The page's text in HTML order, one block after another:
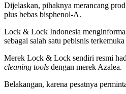
Dijelaskan, pihaknya merancang
plus bebas bisphenol-A.
Lock & Lock Indonesia
sebagai salah satu pebisnis
Merek Lock & Lock sendiri resmi
cleaning tools dengan merek Azalea.
Belakangan, karena pesatnya